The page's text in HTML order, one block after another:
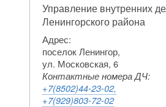
Управление внутренних
Ленингорского района
Адрес:
поселок Ленингор,
ул. Московская, 6
Контактные номера ДЧ:
+7(8502)44-23-02,
+7(929)803-72-02